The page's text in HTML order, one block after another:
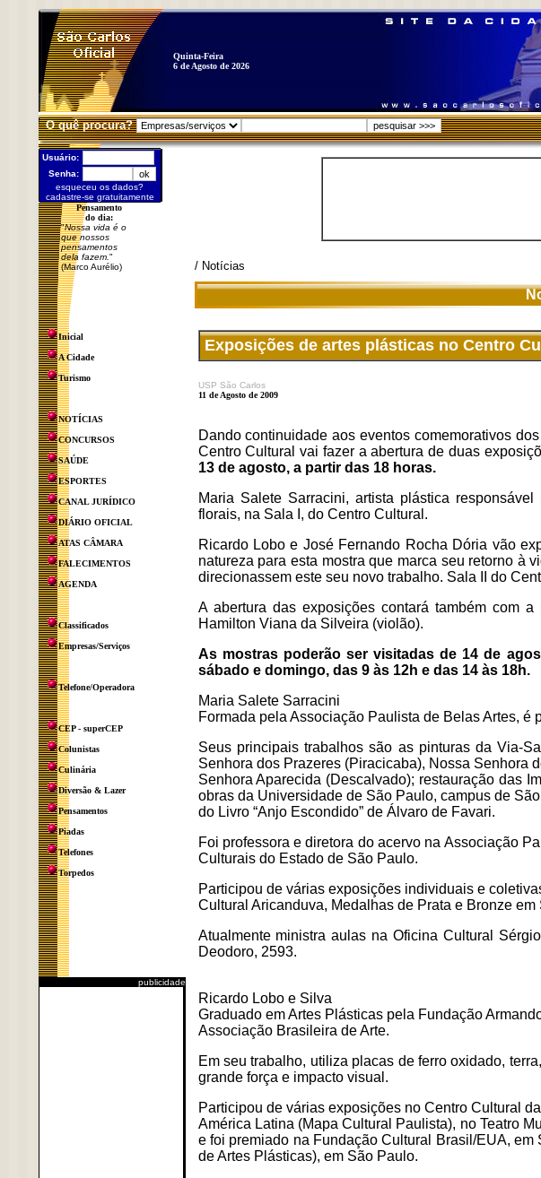
Quinta-Feira
6 de Agosto de 2026
O quê procura?
Usuário:
Senha:
esqueceu os dados?
cadastre-se gratuitamente
Pensamento
do dia:
"Nossa vida é o
que nossos
pensamentos
dela fazem. "
(Marco Aurélio)
Inicial
A Cidade
Turismo
NOTÍCIAS
CONCURSOS
SAÚDE
ESPORTES
CANAL JURÍDICO
DIÁRIO OFICIAL
ATAS CÂMARA
FALECIMENTOS
AGENDA
Classificados
Empresas/Serviços
Telefone/Operadora
CEP - superCEP
Colunistas
Culinária
Diversão & Lazer
Pensamentos
Piadas
Telefones
Torpedos
publicidade
/ Notícias
Exposições de artes plásticas no Centro
USP São Carlos
11 de Agosto de 2009
Dando continuidade aos eventos comemorativos
Centro Cultural vai fazer a abertura de duas
13 de agosto, a partir das 18 horas.
Maria Salete Sarracini, artista plástica
florais, na Sala I, do Centro Cultural.
Ricardo Lobo e José Fernando Rocha Dória vão
natureza para esta mostra que marca seu retorno à
direcionassem este seu novo trabalho. Sala II do
A abertura das exposições contará também com
Hamilton Viana da Silveira (violão).
As mostras poderão ser visitadas de 14 de
sábado e domingo, das 9 às 12h e das 14 às 18h.
Maria Salete Sarracini
Formada pela Associação Paulista de Belas Artes, é
Seus principais trabalhos são as pinturas da Via-
Senhora dos Prazeres (Piracicaba), Nossa Senhora
Senhora Aparecida (Descalvado); restauração das
obras da Universidade de São Paulo, campus de
do Livro “Anjo Escondido” de Álvaro de Favari.
Foi professora e diretora do acervo na Associação
Culturais do Estado de São Paulo.
Participou de várias exposições individuais e
Cultural Aricanduva, Medalhas de Prata e Bronze
Atualmente ministra aulas na Oficina Cultural
Deodoro, 2593.
Ricardo Lobo e Silva
Graduado em Artes Plásticas pela Fundação
Associação Brasileira de Arte.
Em seu trabalho, utiliza placas de ferro oxidado,
grande força e impacto visual.
Participou de várias exposições no Centro Cultural
América Latina (Mapa Cultural Paulista), no Teatro
e foi premiado na Fundação Cultural Brasil/EUA,
de Artes Plásticas), em São Paulo.